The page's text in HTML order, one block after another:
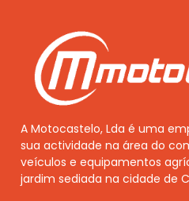
A Motocastelo, Lda é uma
sua actividade na área do
veículos e equipamentos
jardim sediada na cidade de